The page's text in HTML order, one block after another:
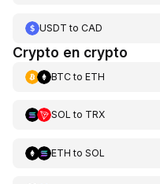
USDT to CAD
Crypto en crypto
BTCto ETH
SOL to TRX
ETH to SOL